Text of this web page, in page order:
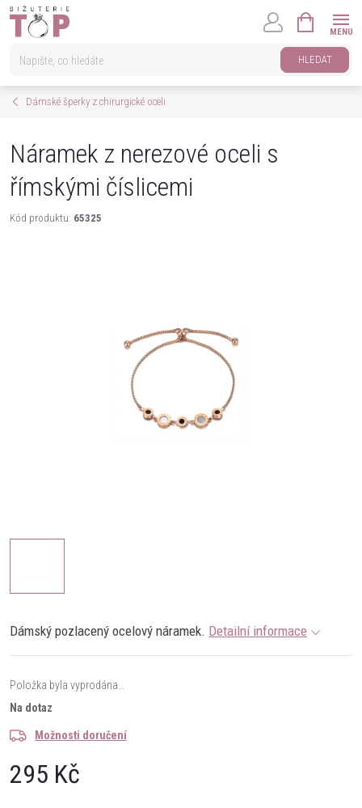
Přejít
HLEDAT
KOŠÍK
Dámské šperky z chirurgické oceli
Náramek z nerezové oceli s
římskými číslicemi
Kód produktu: 65325
Dámský pozlacený ocelový náramek. Detailní informace
Položka byla vyprodána…
Na dotaz
Možnosti doručení
295 Kč